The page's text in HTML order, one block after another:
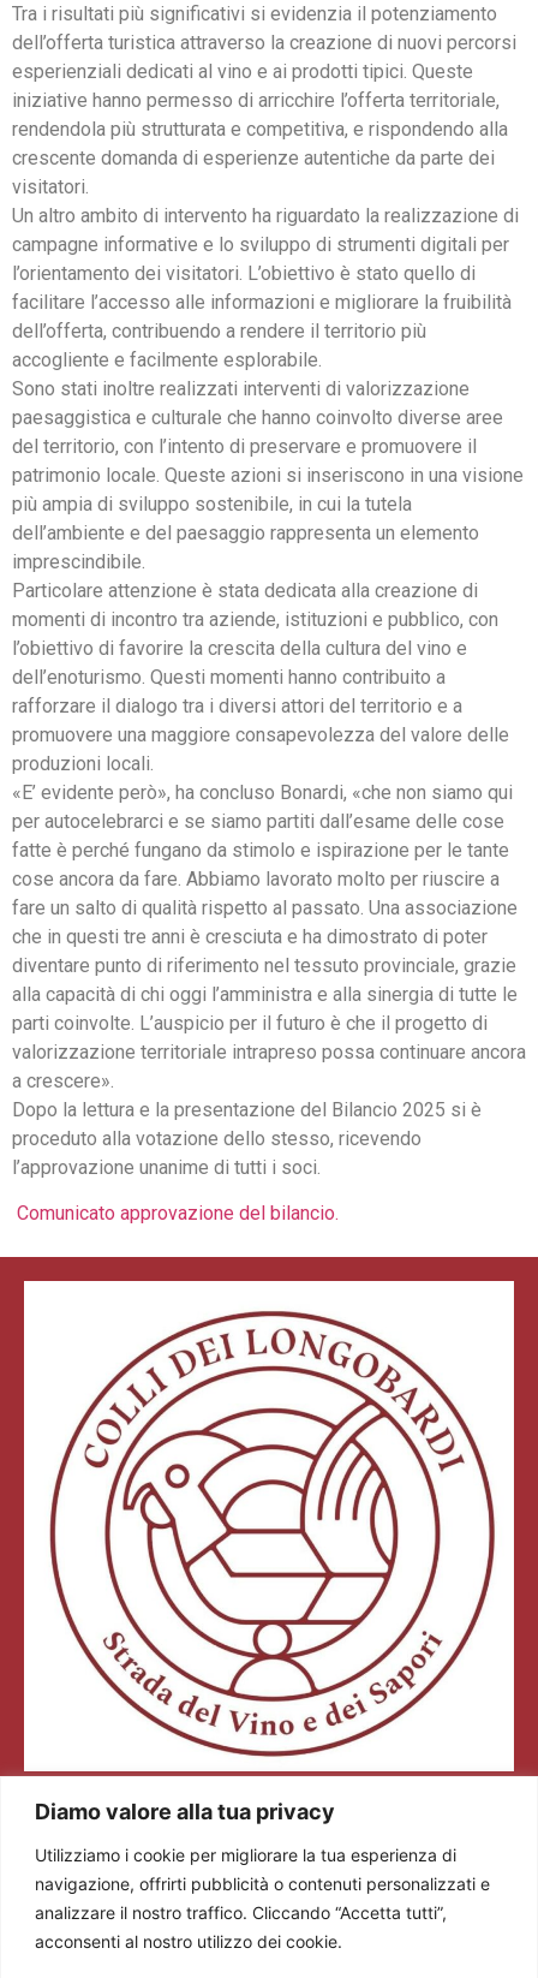
Diamo valore alla tua privacy
Utilizziamo i cookie per migliorare la tua esperienza di
navigazione, offrirti pubblicità o contenuti personalizzati e
analizzare il nostro traffico. Cliccando “Accetta tutti”,
acconsenti al nostro utilizzo dei cookie.
Tra i risultati più significativi si evidenzia il potenziamento
dell’offerta turistica attraverso la creazione di nuovi percorsi
esperienziali dedicati al vino e ai prodotti tipici. Queste
iniziative hanno permesso di arricchire l’offerta territoriale,
rendendola più strutturata e competitiva, e rispondendo alla
crescente domanda di esperienze autentiche da parte dei
visitatori.
Un altro ambito di intervento ha riguardato la realizzazione di
campagne informative e lo sviluppo di strumenti digitali per
l’orientamento dei visitatori. L’obiettivo è stato quello di
facilitare l’accesso alle informazioni e migliorare la fruibilità
dell’offerta, contribuendo a rendere il territorio più
accogliente e facilmente esplorabile.
Sono stati inoltre realizzati interventi di valorizzazione
paesaggistica e culturale che hanno coinvolto diverse aree
del territorio, con l’intento di preservare e promuovere il
patrimonio locale. Queste azioni si inseriscono in una visione
più ampia di sviluppo sostenibile, in cui la tutela
dell’ambiente e del paesaggio rappresenta un elemento
imprescindibile.
Particolare attenzione è stata dedicata alla creazione di
momenti di incontro tra aziende, istituzioni e pubblico, con
l’obiettivo di favorire la crescita della cultura del vino e
dell’enoturismo. Questi momenti hanno contribuito a
rafforzare il dialogo tra i diversi attori del territorio e a
promuovere una maggiore consapevolezza del valore delle
produzioni locali.
«E’ evidente però», ha concluso Bonardi, «che non siamo qui
per autocelebrarci e se siamo partiti dall’esame delle cose
fatte è perché fungano da stimolo e ispirazione per le tante
cose ancora da fare. Abbiamo lavorato molto per riuscire a
fare un salto di qualità rispetto al passato. Una associazione
che in questi tre anni è cresciuta e ha dimostrato di poter
diventare punto di riferimento nel tessuto provinciale, grazie
alla capacità di chi oggi l’amministra e alla sinergia di tutte le
parti coinvolte. L’auspicio per il futuro è che il progetto di
valorizzazione territoriale intrapreso possa continuare ancora
a crescere».
Dopo la lettura e la presentazione del Bilancio 2025 si è
proceduto alla votazione dello stesso, ricevendo
l’approvazione unanime di tutti i soci.
Comunicato approvazione del bilancio.
Colli dei Longobardi Strada del Vino e dei Sapori
Tel. +39 0308360883
E-mail: info@stradadelvinocollideilongobardi.it
Pec: sdvcollideilongobardi@pec.it
Cod. Fisc. e P. IVA 03602300174